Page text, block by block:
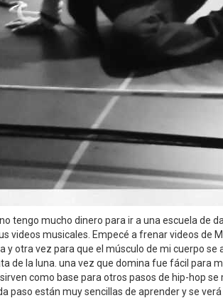
tengo mucho dinero para ir a una escuela de
videos musicales. Empecé a frenar videos de
y otra vez para que el músculo de mi cuerpo
de la luna. una vez que domina fue fácil para
como base para otros pasos de hip-hop se
paso están muy sencillas de aprender y se